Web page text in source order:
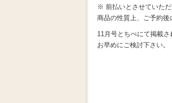
※ 前払いとさせていただ
商品の性質上、ご予約後
11月号とちぺにて掲載
お早めにご検討下さい。